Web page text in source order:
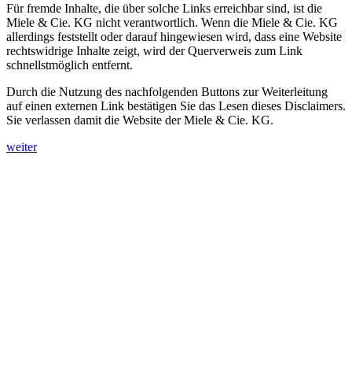
Für fremde Inhalte, die über solche Links erreichbar sind, ist die
Miele & Cie. KG nicht verantwortlich. Wenn die Miele & Cie. KG
allerdings feststellt oder darauf hingewiesen wird, dass eine Website
rechtswidrige Inhalte zeigt, wird der Querverweis zum Link
schnellstmöglich entfernt.
Durch die Nutzung des nachfolgenden Buttons zur Weiterleitung
auf einen externen Link bestätigen Sie das Lesen dieses Disclaimers.
Sie verlassen damit die Website der Miele & Cie. KG.
weiter